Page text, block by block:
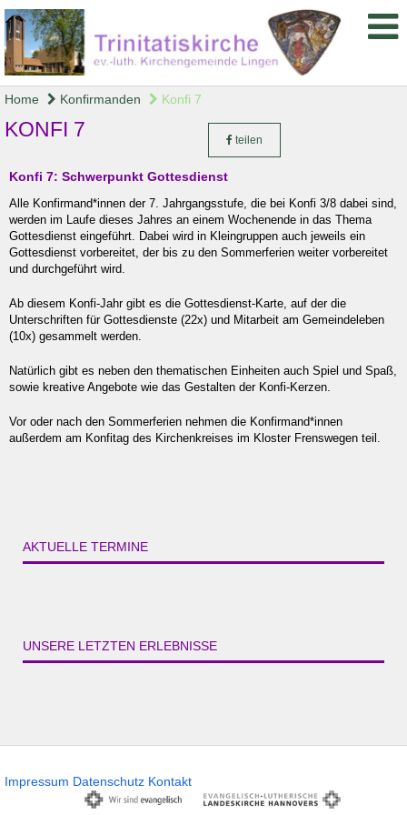
Home Konfirmanden Konfi 7
KONFI 7 teilen
Konfi 7: Schwerpunkt Gottesdienst
Alle Konfirmand*innen der 7. Jahrgangsstufe, die bei Konfi 3/8 dabei sind,
werden im Laufe dieses Jahres an einem Wochenende in das Thema
Gottesdienst eingeführt. Dabei wird in Kleingruppen auch jeweils ein
Gottesdienst vorbereitet, der bis zu den Sommerferien weiter vorbereitet
und durchgeführt wird.
Ab diesem Konfi-Jahr gibt es die Gottesdienst-Karte, auf der die
Unterschriften für Gottesdienste (22x) und Mitarbeit am Gemeindeleben
(10x) gesammelt werden.
Natürlich gibt es neben den thematischen Einheiten auch Spiel und Spaß,
sowie kreative Angebote wie das Gestalten der Konfi-Kerzen.
Vor oder nach den Sommerferien nehmen die Konfirmand*innen
außerdem am Konfitag des Kirchenkreises im Kloster Frenswegen teil.
AKTUELLE TERMINE
UNSERE LETZTEN ERLEBNISSE
Impressum Datenschutz Kontakt